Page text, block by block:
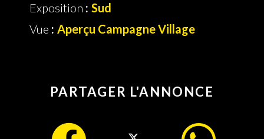
Exposition
Sud
Vue
Aperçu Campagne Village
PARTAGER L'ANNONCE